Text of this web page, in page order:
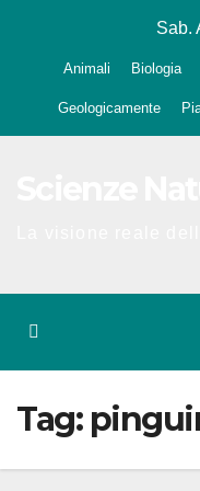
Sab.
Animali Biologia
Geologicamente
Tag: